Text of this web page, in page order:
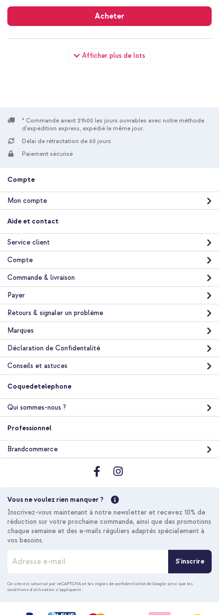
Afficher plus de lots
Acheter
gratuite
imoshion Coque Design Samsung Galaxy A20e - Blossom
Watercolor + Cordon de téléphone universel - Beige
Livraison gratuite
imoshion Coque Design Samsung Galaxy A20e - Blossom
Watercolor + Câble tressé magnétique - USB-C vers USB-C - 1
10 % de réduction
25,98 €
Livraison gratuite 24,68 €
Acheter
Livraison
gratuite
* Commandé avant 21h00 les jours ouvrables avec notre méthode
d'expédition express, expédié le même jour.
Délai de rétractation de 60 jours
Paiement sécurisé
Compte
Mon compte
Aide et contact
Service client
Compte
Commande & livraison
Payer
Retours & signaler un problème
Marques
Déclaration de Confidentalité
Conseils et astuces
Coquedetelephone
Qui sommes-nous ?
Professionnel
Brandcommerce
Vous ne voulez rien manquer ?
Inscrivez-vous maintenant à notre newsletter et recevez 10% de
réduction sur votre prochaine commande, ainsi que des promotions
chaque semaine et des e-mails réguliers adaptés spécialement à
vos besoins.
c
r
S'inscrire
Ce site est sécurisé par reCAPTCHA et les règles de confidentialité de Google ainsi que les
conditions d'utilisation s'appliquent.